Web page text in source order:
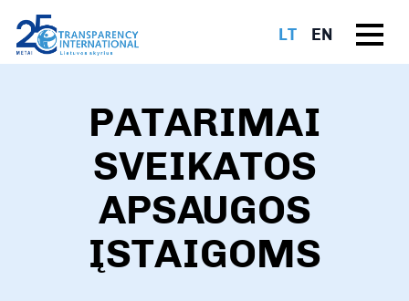
LT EN
PATARIMAI
SVEIKATOS
APSAUGOS
ĮSTAIGOMS